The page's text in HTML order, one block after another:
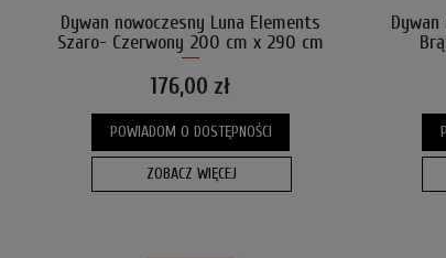
Dywan nowoczesny Luna Elements
Szaro- Czerwony 200 cm x 290 cm
176,00 zł
POWIADOM O DOSTĘPNOŚCI
ZOBACZ WIĘCEJ